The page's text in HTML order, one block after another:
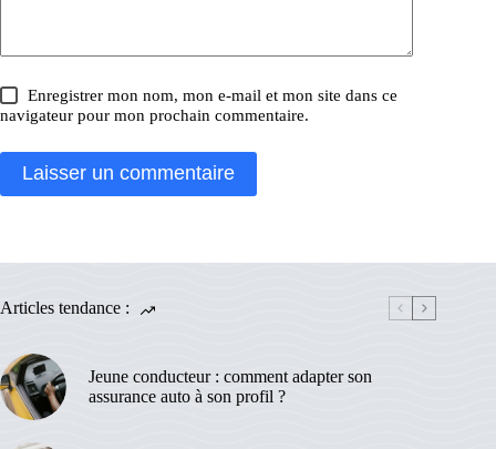
Enregistrer mon nom, mon e-mail et mon site dans ce
navigateur pour mon prochain commentaire.
Laisser un commentaire
Articles tendance :
Jeune conducteur : comment adapter son
assurance auto à son profil ?